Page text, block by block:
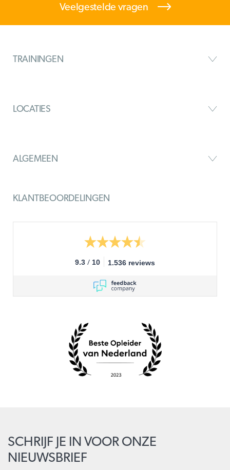
Veelgestelde vragen
TRAININGEN
LOCATIES
ALGEMEEN
KLANTBEOORDELINGEN
9.3 / 10 1.536 reviews
SCHRIJF JE IN VOOR ONZE
NIEUWSBRIEF